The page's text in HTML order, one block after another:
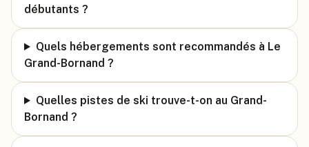
débutants ?
Quels hébergements sont recommandés à Le
Grand-Bornand ?
Quelles pistes de ski trouve-t-on au Grand-
Bornand ?